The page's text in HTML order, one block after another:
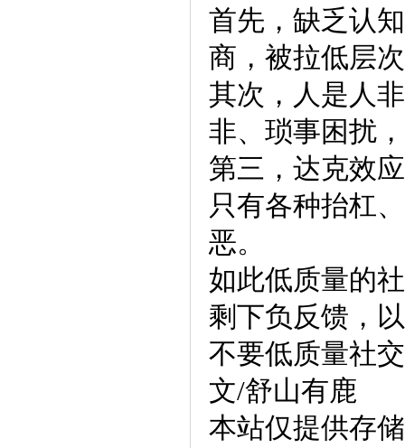
首先，缺乏认
商，被拉低层
其次，人是人
非、琐事困扰
第三，达克效
只有各种抬杠
恶。
如此低质量的
剩下负反馈，
不要低质量社
文/舒山有鹿
本站仅提供存